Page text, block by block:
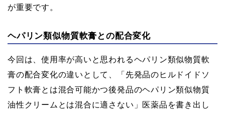
が重要です。
ヘパリン類似物質軟膏との配合変化
今回は、使用率が高いと思われるヘパリン類似物質軟
膏の配合変化の違いとして、「先発品のヒルドイドソ
フト軟膏とは混合可能かつ後発品のヘパリン類似物質
油性クリームとは混合に適さない」医薬品を書き出し